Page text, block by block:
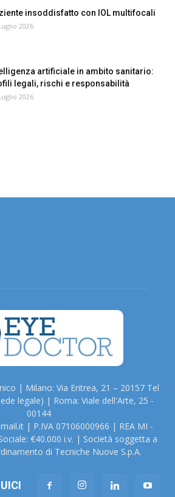
insoddisfatto con IOL multifocali
2026
artificiale in ambito sanitario:
legali, rischi e responsabilità
2026
| Milano: Via Eritrea, 21 – 20157 Tel
legale) | Roma: Viale dell'Arte, 25 -
00144
| P.IVA 07106000966 | REA MI -
€40.000 i.v. | Società soggetta a
di Tecniche Nuove S.p.A.